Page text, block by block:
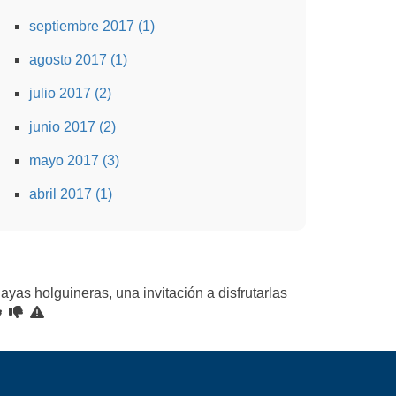
septiembre 2017 (1)
agosto 2017 (1)
julio 2017 (2)
junio 2017 (2)
mayo 2017 (3)
abril 2017 (1)
holguineras, una invitación a disfrutarlas